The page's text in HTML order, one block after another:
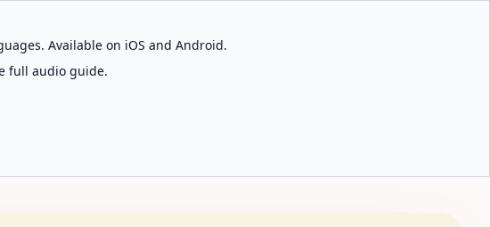
Available on iOS and Android.
full audio guide.